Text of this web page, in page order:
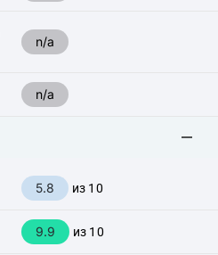
n/a
n/a
5.8 из 10
9.9 из 10